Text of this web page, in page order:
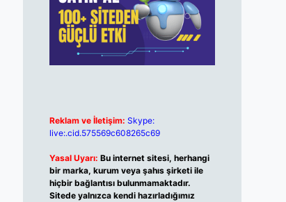
Reklam ve İletişim: Skype:
live:.cid.575569c608265c69
Yasal Uyarı: Bu internet sitesi, herhangi
bir marka, kurum veya şahıs şirketi ile
hiçbir bağlantısı bulunmamaktadır.
Sitede yalnızca kendi hazırladığımız